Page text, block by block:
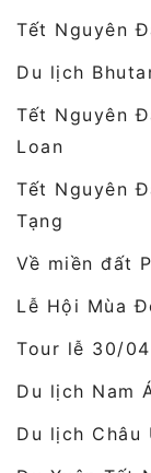
Tết Nguyên
Du lịch
Tết Nguyên
Loan
Tết Nguyên
Tạng
Về miền đất
Lễ Hội Mùa
Tour lễ 30/
Du lịch Nam
Du lịch Châu